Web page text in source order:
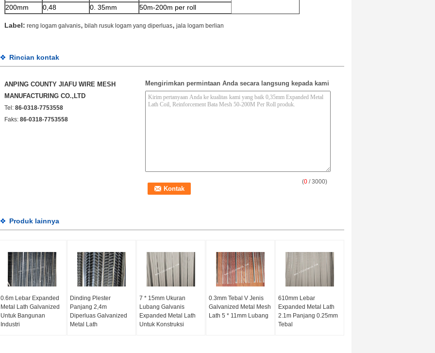
200mm
0,48 0. 35mm 50m-200m per roll
Label: reng logam galvanis, bilah rusuk logam yang diperluas, jala logam berlian
Rincian kontak
ANPING COUNTY JIAFU WIRE MESH
MANUFACTURING CO.,LTD
Tel: 86-0318-7753558
Faks: 86-0318-7753558
Mengirimkan permintaan Anda secara langsung kepada kami
(0 / 3000)
Produk lainnya
0.6m Lebar Expanded
Metal Lath Galvanized
Untuk Bangunan
Industri
Dinding Plester
Panjang 2,4m
Diperluas Galvanized
Metal Lath
7 * 15mm Ukuran
Lubang Galvanis
Expanded Metal Lath
Untuk Konstruksi
0.3mm Tebal V Jenis
Galvanized Metal Mesh
Lath 5 * 11mm Lubang
610mm Lebar
Expanded Metal Lath
2.1m Panjang 0.25mm
Tebal